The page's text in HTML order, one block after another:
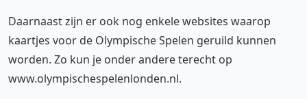
Daarnaast zijn er ook nog enkele websites waarop
kaartjes voor de Olympische Spelen geruild kunnen
worden. Zo kun je onder andere terecht op
www.olympischespelenlonden.nl.